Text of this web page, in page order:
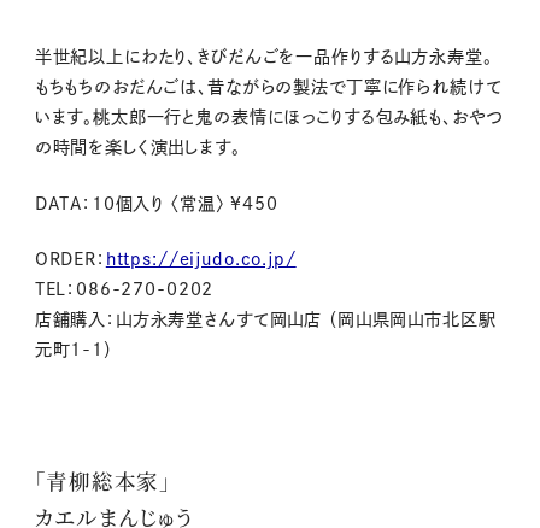
半世紀以上にわたり、きびだんごを一品作りする山方永寿堂。
もちもちのおだんごは、昔ながらの製法で丁寧に作られ続けて
います。桃太郎一行と鬼の表情にほっこりする包み紙も、おやつ
の時間を楽しく演出します。
DATA：10個入り 〈常温〉 ¥450
ORDER： https://eijudo.co.jp/
TEL：086-270-0202
店舗購入：山方永寿堂さんすて岡山店 （岡山県岡山市北区駅
元町1-1）
「青柳総本家」
カエルまんじゅう